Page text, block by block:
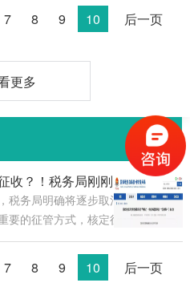
7 8 9 10 后一页
更多
突发！取消核定征收？！税务局刚刚通知！
税务局明确将逐步取消核
要的征管方式，核定征收
定征收全面收紧逐步取消
7 8 9 10 后一页